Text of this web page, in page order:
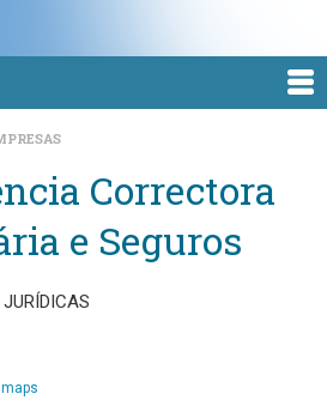
Correctora
e Seguros